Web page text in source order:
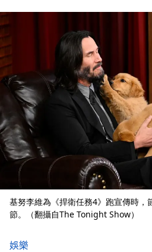
基努李維為《捍衛任務4》跑宣傳時，
節。（翻攝自The Tonight Show）
娛樂